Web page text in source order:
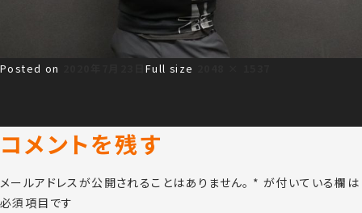
Posted on 2020年7月23日Full size
コメントを残す
メールアドレスが公開されることはありません。 * が付いている欄は
必須項目です